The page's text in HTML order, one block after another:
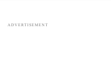
ADVERTISEMENT